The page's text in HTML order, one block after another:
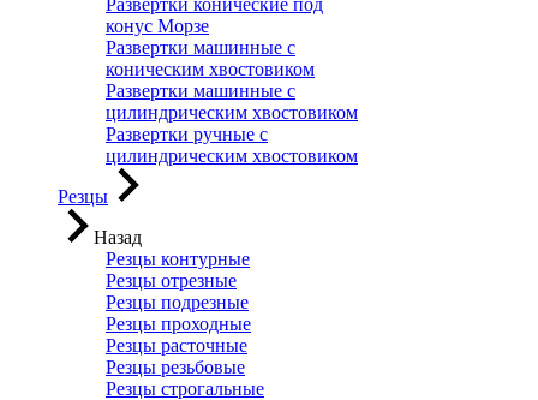
Развертки конические под
конус Морзе
Развертки машинные с
коническим хвостовиком
Развертки машинные с
цилиндрическим хвостовиком
Развертки ручные с
цилиндрическим хвостовиком
Резцы
Назад
Резцы контурные
Резцы отрезные
Резцы подрезные
Резцы проходные
Резцы расточные
Резцы резьбовые
Резцы строгальные